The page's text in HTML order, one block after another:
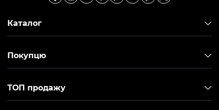
Каталог
Покупцю
ТОП продажу